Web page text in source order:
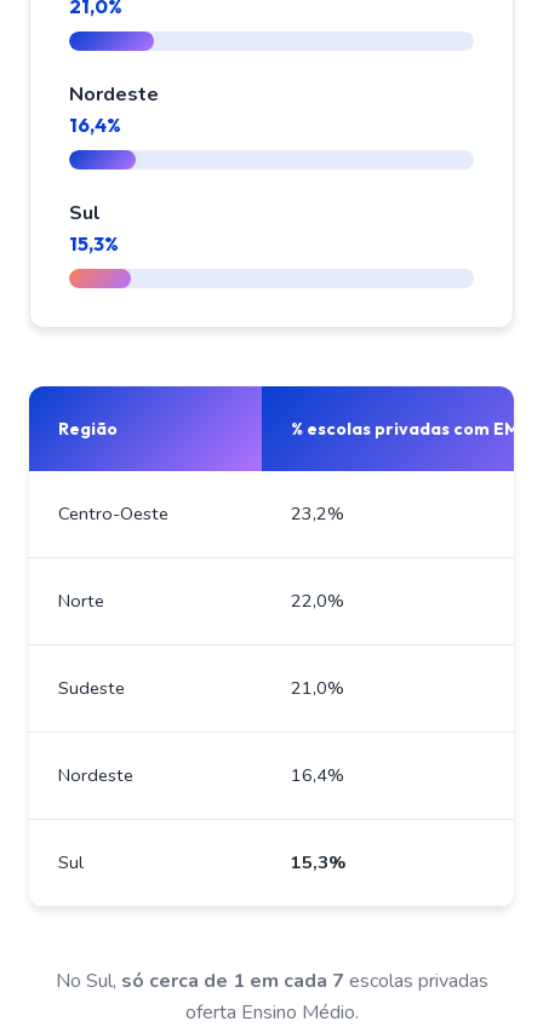
21,0%
Nordeste
16,4%
Sul
15,3%
Região % escolas privadas com EM
Centro-Oeste 23,2%
Norte 22,0%
Sudeste 21,0%
Nordeste 16,4%
Sul 15,3%
No Sul, só cerca de 1 em cada 7 escolas privadas
oferta Ensino Médio.